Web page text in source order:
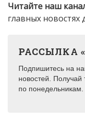
Читайте наш
главных
РАССЫЛКА
Подпишитесь на
новостей. Получай
по понедельникам.